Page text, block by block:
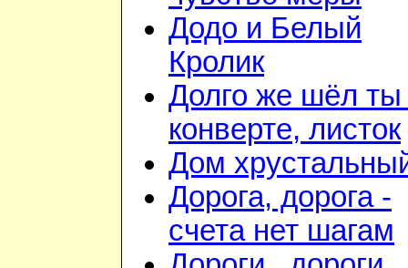
Додо и Белый
Кролик
Долго же шёл ты
конверте, листок
Дом
Дорога, дорога -
счета нет шагам